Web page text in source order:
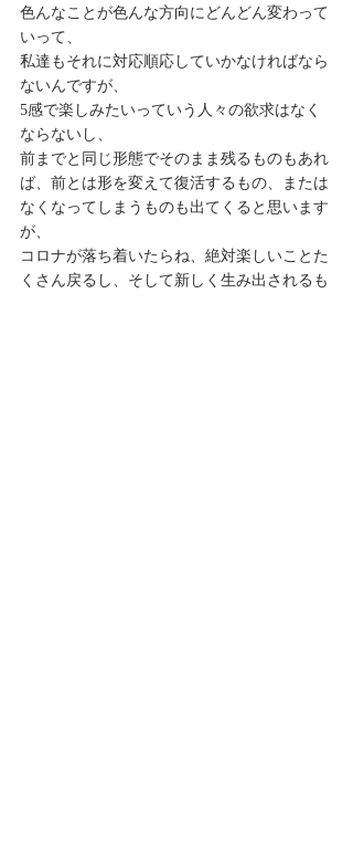
色んなことが色んな方向にどんどん変わって
いって、
私達もそれに対応順応していかなければなら
ないんですが、
5感で楽しみたいっていう人々の欲求はなく
ならないし、
前までと同じ形態でそのまま残るものもあれ
ば、前とは形を変えて復活するもの、または
なくなってしまうものも出てくると思います
が、
コロナが落ち着いたらね、絶対楽しいことた
くさん戻るし、そして新しく生み出されるも